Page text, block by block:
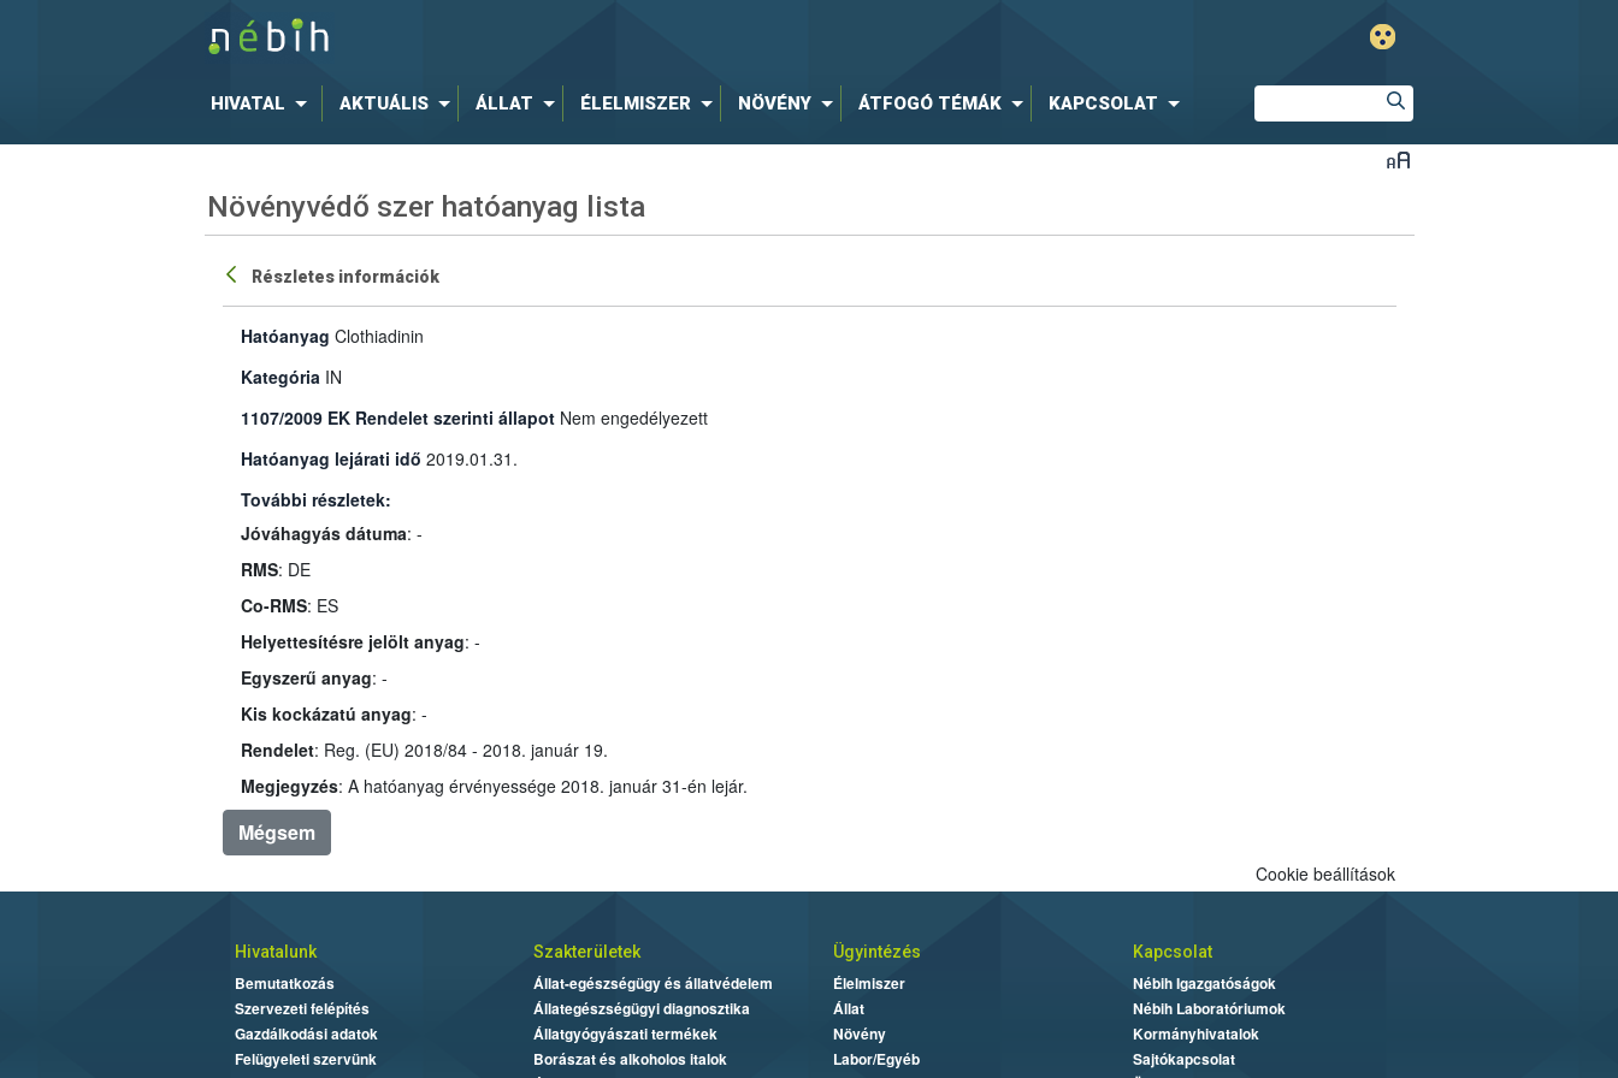
HIVATAL AKTUÁLIS ÁLLAT ÉLELMISZER NÖVÉNY ÁTFOGÓ TÉMÁK KAPCSOLAT
Növényvédő szer hatóanyag lista
Részletes információk
Hatóanyag Clothiadinin
Kategória IN
1107/2009 EK Rendelet szerinti állapot Nem engedélyezett
Hatóanyag lejárati idő 2019.01.31.
További részletek:
Jóváhagyás dátuma: -
RMS: DE
Co-RMS: ES
Helyettesítésre jelölt anyag: -
Egyszerű anyag: -
Kis kockázatú anyag: -
Rendelet: Reg. (EU) 2018/84 - 2018. január 19.
Megjegyzés
: A hatóanyag érvényessége 2018. január 31-én lejár.
Mégsem
Cookie beállítások
Hivatalunk
Bemutatkozás
Szervezeti felépítés
Gazdálkodási adatok
Felügyeleti szervünk
Szakterületek
Állat-egészségügy és állatvédelem
Állategészségügyi diagnosztika
Állatgyógyászati termékek
Borászat és alkoholos italok
Ügyintézés
Élelmiszer
Állat
Növény
Labor/Egyéb
Kapcsolat
Nébih Igazgatóságok
Nébih Laboratóriumok
Kormányhivatalok
Sajtókapcsolat